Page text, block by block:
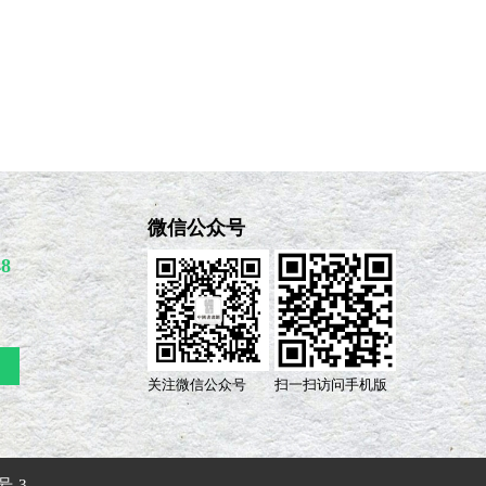
微信公众号
关注微信公众号 扫一扫访问手机版